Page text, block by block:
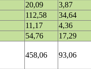
20,09
3,87
112,58
34,64
11,17
4,36
54,76
17,29
458,06 93,06